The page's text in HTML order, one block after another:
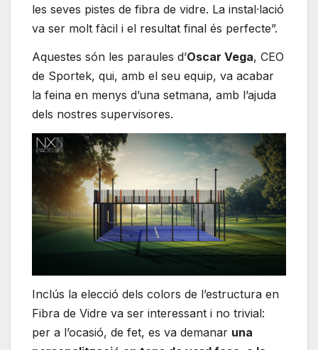
les seves pistes de fibra de vidre. La instal·lació
va ser molt fàcil i el resultat final és perfecte”.
Aquestes són les paraules d’Oscar Vega, CEO
de Sportek, qui, amb el seu equip, va acabar
la feina en menys d’una setmana, amb l’ajuda
dels nostres supervisores.
Inclús la elecció dels colors de l’estructura en
Fibra de Vidre va ser interessant i no trivial:
per a l’ocasió, de fet, es va demanar una